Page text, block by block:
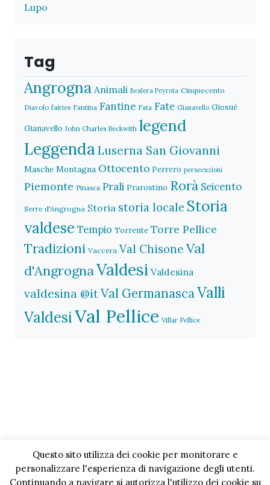
Lupo
Tag
Angrogna Animali Bealera Peyrota Cinquecento
Diavolo fairies Fantina Fantine Fata Fate Gianavello Giosuè
Gianavello John Charles Beckwith legend
Leggenda Luserna San Giovanni
Masche Montagna Ottocento Perrero persecuzioni
Piemonte Pinasca Prali Prarostino Rorà Seicento
Serre d'Angrogna Storia storia locale Storia
valdese Tempio Torrente Torre Pellice
Tradizioni Vaccera Val Chisone Val
d'AngrognaValdesi Valdesina
valdesina @itVal GermanascaValli
ValdesiVal Pellice Villar Pellice
Questo sito utilizza dei cookie per monitorare e
personalizzare l'esperienza di navigazione degli utenti.
Continuando a navigare si autorizza l'utilizzo dei cookie su